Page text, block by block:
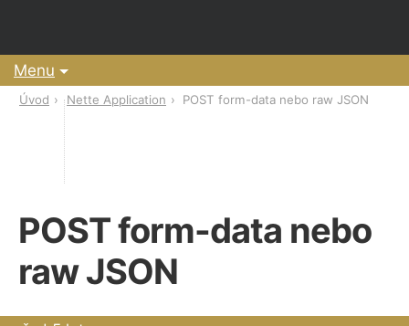
Menu
Úvod Nette Application POST form-data nebo raw JSON
POST form-data nebo
raw JSON